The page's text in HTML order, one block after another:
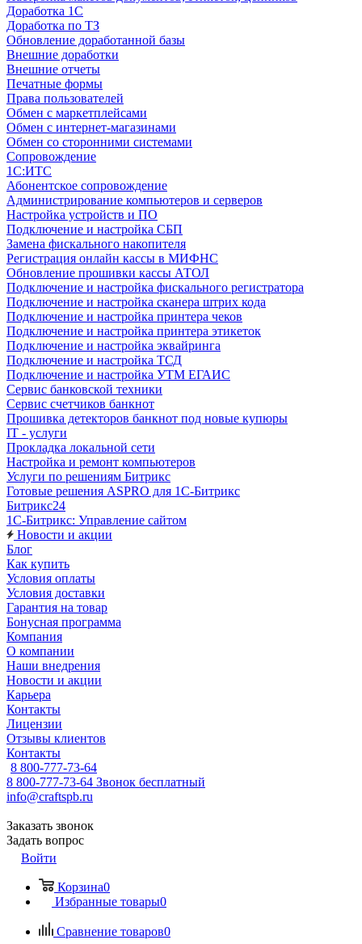
Доработка 1С
Доработка по ТЗ
Обновление доработанной базы
Внешние доработки
Внешние отчеты
Печатные формы
Права пользователей
Обмен с маркетплейсами
Обмен с интернет-магазинами
Обмен со сторонними системами
Сопровождение
1C:ИТС
Абонентское сопровождение
Администрирование компьютеров и серверов
Настройка устройств и ПО
Подключение и настройка СБП
Замена фискального накопителя
Регистрация онлайн кассы в МИФНС
Обновление прошивки кассы АТОЛ
Подключение и настройка фискального регистратора
Подключение и настройка сканера штрих кода
Подключение и настройка принтера чеков
Подключение и настройка принтера этикеток
Подключение и настройка эквайринга
Подключение и настройка ТСД
Подключение и настройка УТМ ЕГАИС
Сервис банковской техники
Сервис счетчиков банкнот
Прошивка детекторов банкнот под новые купюры
IT - услуги
Прокладка локальной сети
Настройка и ремонт компьютеров
Услуги по решениям Битрикс
Готовые решения ASPRO для 1С-Битрикс
Битрикс24
1С-Битрикс: Управление сайтом
Новости и акции
Блог
Как купить
Условия оплаты
Условия доставки
Гарантия на товар
Бонусная программа
Компания
О компании
Наши внедрения
Новости и акции
Карьера
Контакты
Лицензии
Отзывы клиентов
Контакты
8 800-777-73-64
8 800-777-73-64 Звонок бесплатный
info@craftspb.ru
Заказать звонок
Задать вопрос
Войти
Корзина0
Избранные товары0
Сравнение товаров0